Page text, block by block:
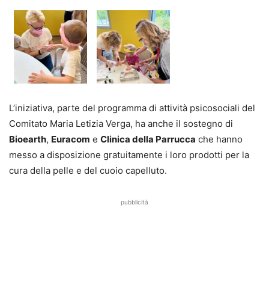
L’iniziativa, parte del programma di attività psicosociali del
Comitato Maria Letizia Verga, ha anche il sostegno di
Bioearth, Euracom e Clinica della Parrucca che hanno
messo a disposizione gratuitamente i loro prodotti per la
cura della pelle e del cuoio capelluto.
pubblicità